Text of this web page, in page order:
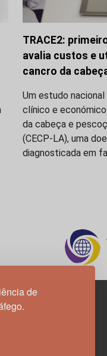
de
TRACE2:
avalia custos e
cancro da
Um estudo
clínico e
da cabeça e
(CECP-LA), uma
diagnosticada em